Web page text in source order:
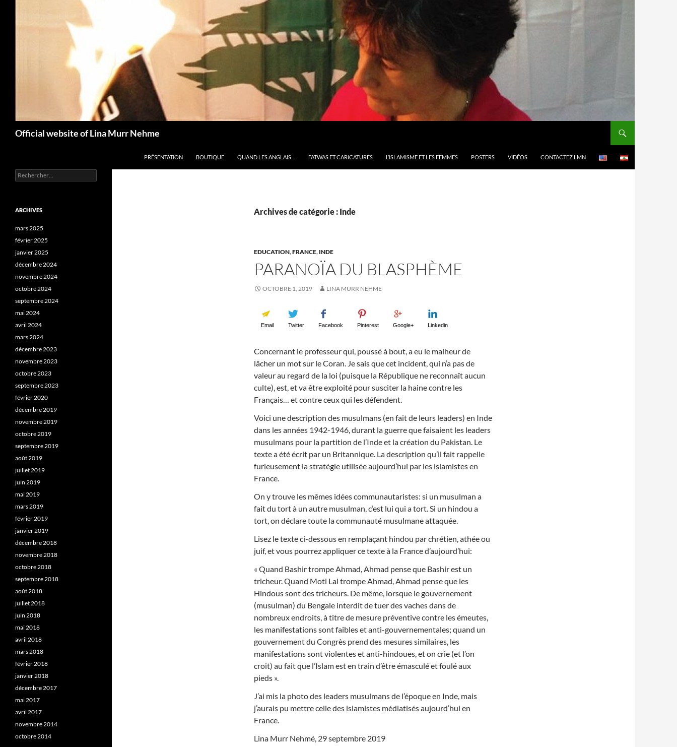
Official website of Lina Murr Nehme
PRÉSENTATION BOUTIQUE QUAND LES ANGLAIS… FATWAS ET CARICATURES L’ISLAMISME ET LES FEMMES POSTERS VIDÉOS CONTACTEZ LMN
Archives de catégorie : Inde
EDUCATION,FRANCE, INDE
PARANOÏA DU BLASPHÈME
OCTOBRE 1, 2019 LINA MURR NEHME
Email Twitter Facebook Pinterest Google+ Linkedin
Concernant le professeur qui, poussé à bout, a eu le malheur de
lâcher un mot sur le Coran. Je sais que cet incident, qui n’a pas de
valeur au regard de la loi (puisque la République ne reconnaît aucun
culte), est, et va être exploité pour susciter la haine contre les
Français… et contre ceux qui les défendent.
Voici une description des musulmans (en fait de leurs leaders) en Inde
dans les années 1942-1946, durant la guerre que faisaient les leaders
musulmans pour la partition de l’Inde et la création du Pakistan. Le
texte a été écrit par un Britannique. La description qu’il fait rappelle
furieusement la stratégie utilisée aujourd’hui par les islamistes en
France.
On y trouve les mêmes idées communautaristes: si un musulman a
fait du tort à un autre musulman, c’est lui qui a tort. Si un hindou a
tort, on déclare toute la communauté musulmane attaquée.
Lisez le texte ci-dessous en remplaçant hindou par chrétien, athée ou
juif, et vous pourrez appliquer ce texte à la France d’aujourd’hui:
« Quand Bashir trompe Ahmad, Ahmad pense que Bashir est un
tricheur. Quand Moti Lal trompe Ahmad, Ahmad pense que les
Hindous sont des tricheurs. De même, lorsque le gouvernement
(musulman) du Bengale interdit de tuer des vaches dans de
nombreux endroits, à titre de mesure préventive contre les émeutes,
les manifestations sont faibles et anti-gouvernementales; quand un
gouvernement du Congrès prend des mesures similaires, les
manifestations sont violentes et anti-hindoues, et on crie (et l’on
croit) au fait que l’Islam est en train d’être émasculé et foulé aux
pieds ».
J’ai mis la photo des leaders musulmans de l’époque en Inde, mais
j’aurais pu mettre celle des islamistes médiatisés aujourd’hui en
France.
Lina Murr Nehmé, 29 septembre 2019
Rechercher :
ARCHIVES
mars 2025
février 2025
janvier 2025
décembre 2024
novembre 2024
octobre 2024
septembre 2024
mai 2024
avril 2024
mars 2024
décembre 2023
novembre 2023
octobre 2023
septembre 2023
février 2020
décembre 2019
novembre 2019
octobre 2019
septembre 2019
août 2019
juillet 2019
juin 2019
mai 2019
mars 2019
février 2019
janvier 2019
décembre 2018
novembre 2018
octobre 2018
septembre 2018
août 2018
juillet 2018
juin 2018
mai 2018
avril 2018
mars 2018
février 2018
janvier 2018
décembre 2017
mai 2017
avril 2017
novembre 2014
octobre 2014